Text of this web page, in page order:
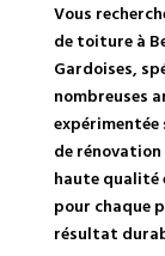
Vous
de toiture à
Gardoises,
nombreuses
expérimentée
de
haute qualité
pour chaque
résultat